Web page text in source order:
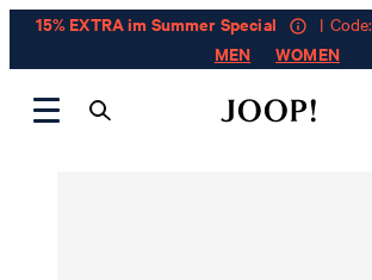
15% EXTRA im Summer Special | Code:
MEN
WOMEN